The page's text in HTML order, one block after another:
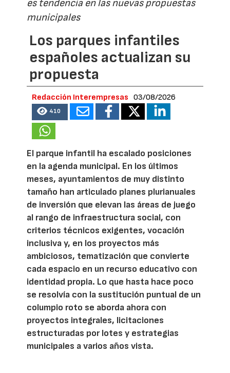
es tendencia en las nuevas propuestas
municipales
Los parques infantiles
españoles actualizan su
propuesta
Redacción Interempresas 03/08/2026
410
El parque infantil ha escalado posiciones
en la agenda municipal. En los últimos
meses, ayuntamientos de muy distinto
tamaño han articulado planes plurianuales
de inversión que elevan las áreas de juego
al rango de infraestructura social, con
criterios técnicos exigentes, vocación
inclusiva y, en los proyectos más
ambiciosos, tematización que convierte
cada espacio en un recurso educativo con
identidad propia. Lo que hasta hace poco
se resolvía con la sustitución puntual de un
columpio roto se aborda ahora con
proyectos integrales, licitaciones
estructuradas por lotes y estrategias
municipales a varios años vista.